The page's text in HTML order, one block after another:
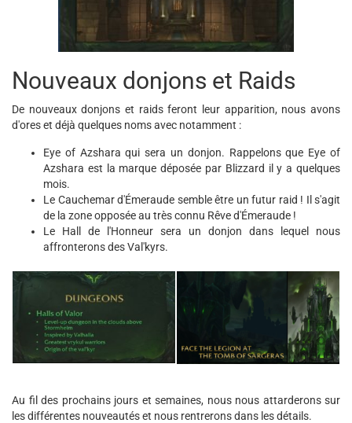
Nouveaux donjons et Raids
De nouveaux donjons et raids feront leur apparition, nous avons
d'ores et déjà quelques noms avec notamment :
Eye of Azshara qui sera un donjon. Rappelons que Eye of
Azshara est la marque déposée par Blizzard il y a quelques
mois.
Le Cauchemar d'Émeraude semble être un futur raid ! Il s'agit
de la zone opposée au très connu Rêve d'Émeraude !
Le Hall de l'Honneur sera un donjon dans lequel nous
affronterons des Val'kyrs.
Au fil des prochains jours et semaines, nous nous attarderons sur
les différentes nouveautés et nous rentrerons dans les détails.